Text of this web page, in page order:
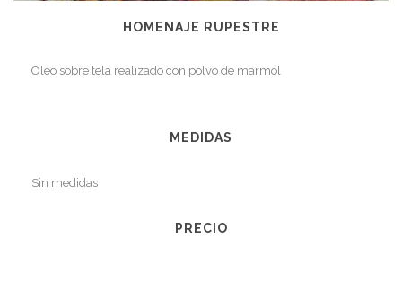
HOMENAJE RUPESTRE
Oleo sobre tela realizado con polvo de marmol
MEDIDAS
Sin medidas
PRECIO